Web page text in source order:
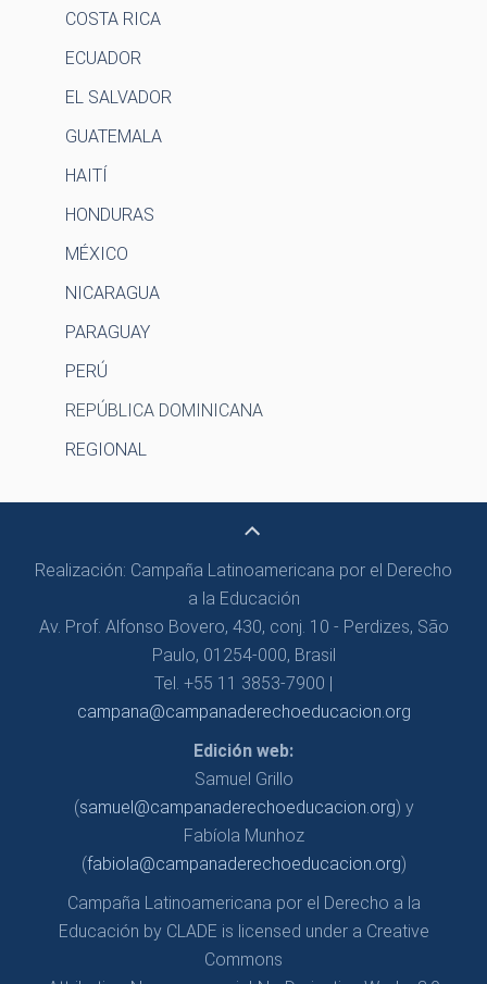
COSTA RICA
ECUADOR
EL SALVADOR
GUATEMALA
HAITÍ
HONDURAS
MÉXICO
NICARAGUA
PARAGUAY
PERÚ
REPÚBLICA DOMINICANA
REGIONAL
Realización: Campaña Latinoamericana por el Derecho
a la Educación
Av. Prof. Alfonso Bovero, 430, conj. 10 - Perdizes, São
Paulo, 01254-000, Brasil
Tel. +55 11 3853-7900 |
campana@campanaderechoeducacion.org
Edición web:
Samuel Grillo
(samuel@campanaderechoeducacion.org) y
Fabíola Munhoz
(fabiola@campanaderechoeducacion.org)
Campaña Latinoamericana por el Derecho a la
Educación by CLADE is licensed under a Creative
Commons